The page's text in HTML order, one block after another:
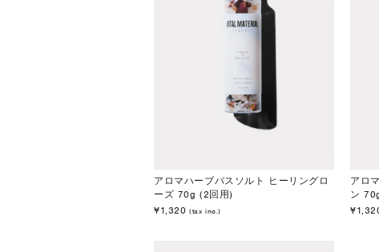
アロマハーブバスソルト ヒーリングロ
ーズ 70g (2回用)
¥1,320 (tax inc.)
アロ
ン